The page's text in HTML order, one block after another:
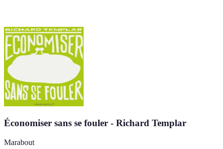
Économiser sans se fouler - Richard Templar
Marabout